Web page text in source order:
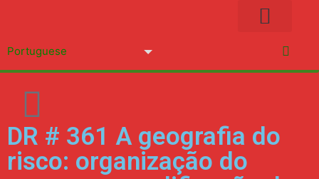
DR # 361 A geografia do
risco: organização do